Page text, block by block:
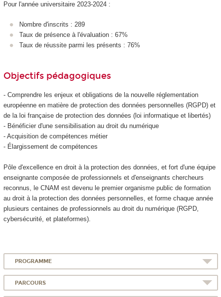
Pour l'année universitaire 2023-2024 :
Nombre d'inscrits : 289
Taux de présence à l'évaluation : 67%
Taux de réussite parmi les présents : 76%
Objectifs pédagogiques
- Comprendre les enjeux et obligations de la nouvelle réglementation
européenne en matière de protection des données personnelles (RGPD) et
de la loi française de protection des données (loi informatique et libertés)
- Bénéficier d'une sensibilisation au droit du numérique
- Acquisition de compétences métier
- Élargissement de compétences
Pôle d'excellence en droit à la protection des données, et fort d'une équipe
enseignante composée de professionnels et d'enseignants chercheurs
reconnus, le CNAM est devenu le premier organisme public de formation
au droit à la protection des données personnelles, et forme chaque année
plusieurs centaines de professionnels au droit du numérique (RGPD,
cybersécurité, et plateformes).
PROGRAMME
PARCOURS